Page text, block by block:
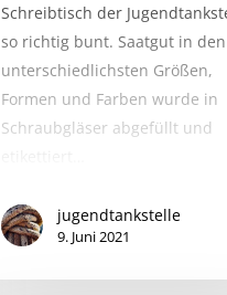
Schreibtisch der
so richtig bunt. Saatgut in den
unterschiedlichsten Größen,
Formen und Farben wurde in
Schraubgläser abgefüllt und
jugendtankstelle
9. Juni 2021